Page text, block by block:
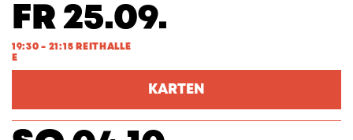
FR 25.09.
19:30 - 21:15 REITHALLE
E
KARTEN